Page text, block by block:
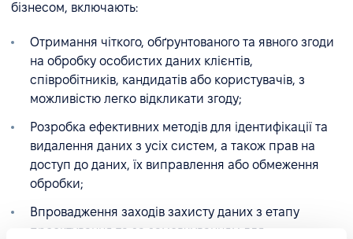
бізнесом, включають:
Отримання чіткого, обґрунтованого та явного згоди
на обробку особистих даних клієнтів,
співробітників, кандидатів або користувачів, з
можливістю легко відкликати згоду;
Розробка ефективних методів для ідентифікації та
видалення даних з усіх систем, а також прав на
доступ до даних, їх виправлення або обмеження
обробки;
Впровадження заходів захисту даних з етапу
проектування та за замовчуванням для